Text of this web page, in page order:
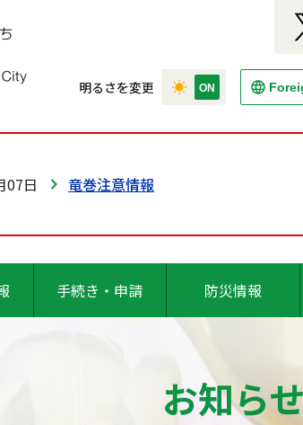
明るさを変更
07日 竜巻注意情報
手続き・申請 防災情報
お知らせ